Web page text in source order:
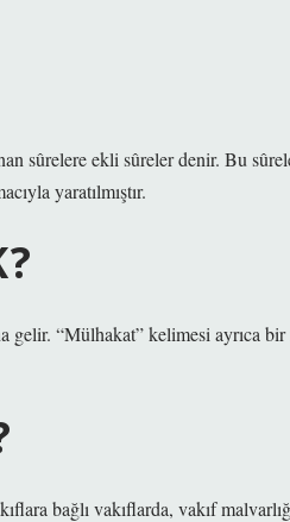
sûrelere ekli sûreler denir. Bu
yaratılmıştır.
“Mülhakat” kelimesi ayrıca bir
bağlı vakıflarda, vakıf